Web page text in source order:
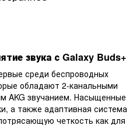
звука с Galaxy Buds+
среди беспроводных
обладают 2-канальными
AKG звучанием. Насыщенные
а также адаптивная система
четкость как для